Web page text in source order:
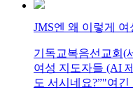
JMS엔 왜 이렇게
기독교복음선교회(
여성 지도자들 (AI
도 서시네요?”"여